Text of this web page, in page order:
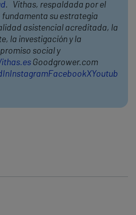
. Vithas, respaldada por el
fundamenta su estrategia
asistencial acreditada, la
la investigación y la
social y
Goodgrower.com
InstagramFacebookXYoutub